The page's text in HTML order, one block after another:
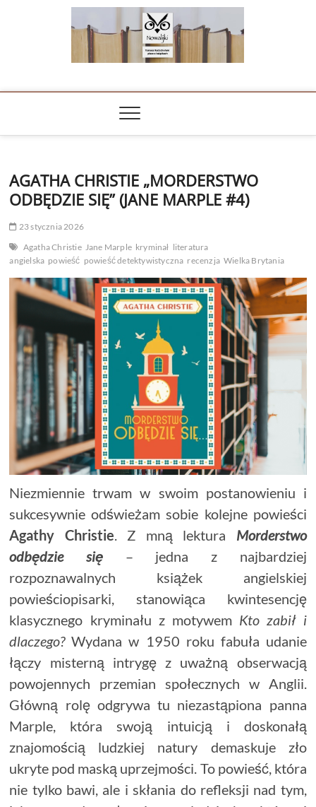
NOWALIJKI
AGATHA CHRISTIE „MORDERSTWO
ODBĘDZIE SIĘ” (JANE MARPLE #4)
23 stycznia 2026
Agatha Christie Jane Marple kryminał literatura
angielska powieść powieść detektywistyczna recenzja Wielka Brytania
Niezmiennie trwam w swoim postanowieniu i
sukcesywnie odświeżam sobie kolejne powieści
Agathy Christie. Z mną lektura Morderstwo
odbędzie się – jedna z najbardziej
rozpoznawalnych książek angielskiej
powieściopisarki, stanowiąca kwintesencję
klasycznego kryminału z motywem Kto zabił i
dlaczego?Wydana w 1950 roku fabuła udanie
łączy misterną intrygę z uważną obserwacją
powojennych przemian społecznych w Anglii.
Główną rolę odgrywa tu niezastąpiona panna
Marple, która swoją intuicją i doskonałą
znajomością ludzkiej natury demaskuje zło
ukryte pod maską uprzejmości. To powieść, która
nie tylko bawi, ale i skłania do refleksji nad tym,